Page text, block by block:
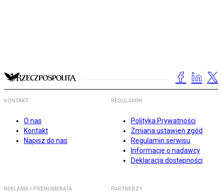
KONTAKT
O nas
Kontakt
Napisz do nas
REGULAMIN
Polityka Prywatności
Zmiana ustawień zgód
Regulamin serwisu
Informacje o nadawcy
Deklaracja dostępności
REKLAMA I PRENUMERATA PARTNERZY